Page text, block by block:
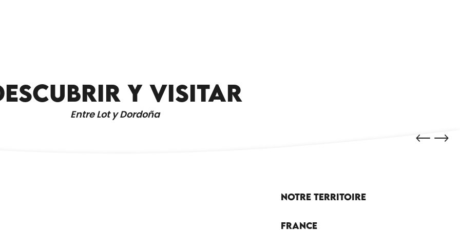
Y VISITAR
Entre Lot y Dordoña
RESTAURANTE VUE SUR GINDOU
Notre territoire
France